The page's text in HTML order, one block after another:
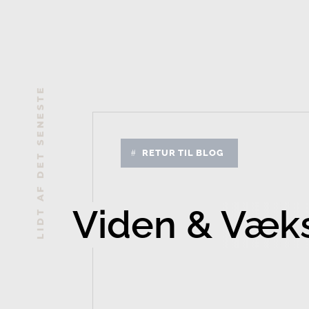
LIDT AF DET SENESTE RETUR TIL BLOG
Viden &